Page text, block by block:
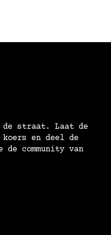
de straat. Laat de
en deel de
de community van